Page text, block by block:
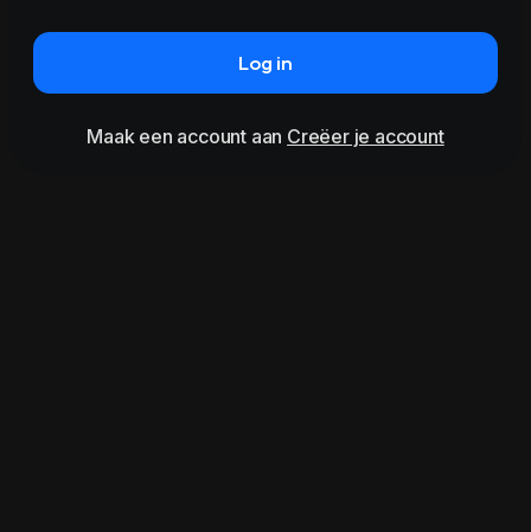
Log in
Maak een account aan Creëer je account